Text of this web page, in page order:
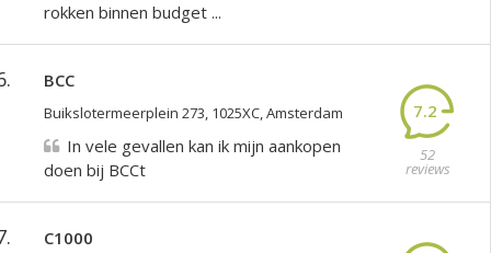
rokken binnen budget ...
BCC
Buikslotermeerplein 273, 1025XC, Amsterdam 7.2
52
reviews
In vele gevallen kan ik mijn aankopen
doen bij BCCt
C1000